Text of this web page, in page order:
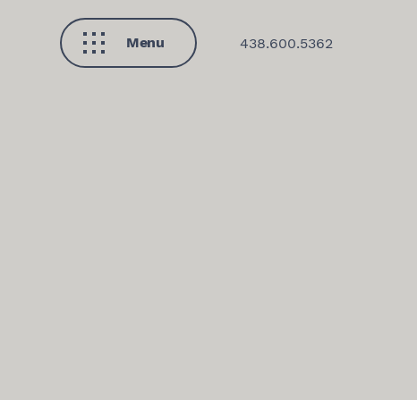
Menu
Fermer
438.600.5362